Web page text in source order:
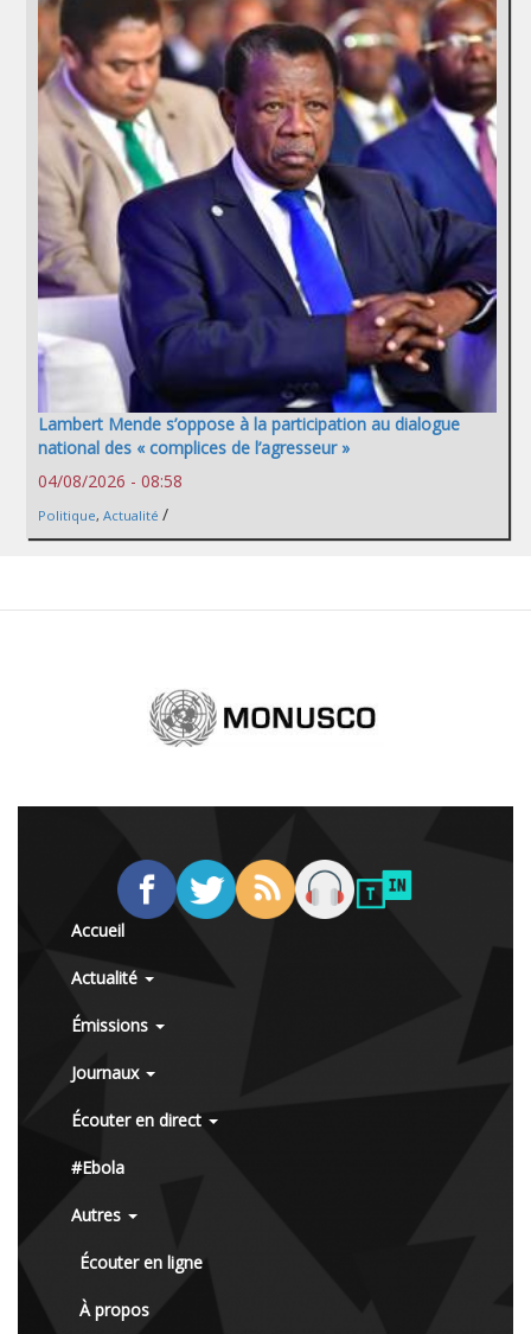
Lambert Mende s’oppose à la participation au dialogue
national des « complices de l’agresseur »
04/08/2026 - 08:58
Politique, Actualité /
Accueil
Actualité
Émissions
Journaux
Écouter en direct
#Ebola
Autres
Écouter en ligne
À propos